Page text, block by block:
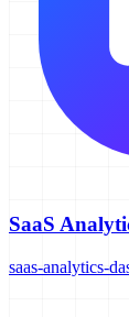
SaaS
saas-analytics-